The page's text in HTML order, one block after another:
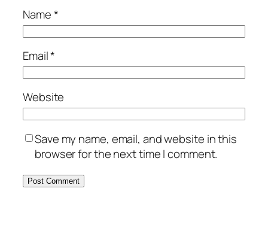
Name*
Email*
Website
Save my name, email, and website in this
browser for the next time I comment.